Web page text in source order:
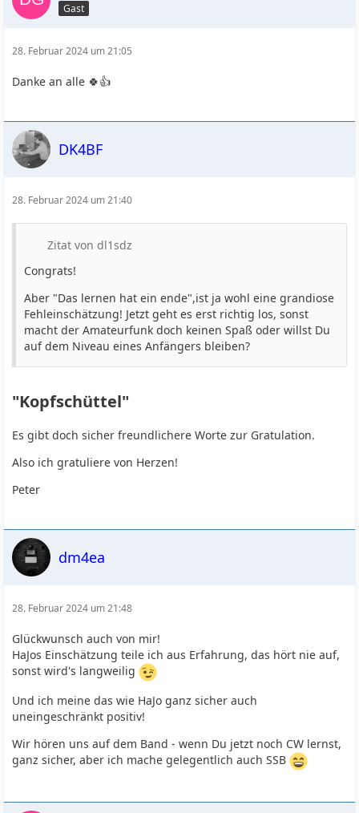
Gast
28. Februar 2024 um 21:05
Danke an alle 🍀👍
DK4BF
28. Februar 2024 um 21:40
Zitat von dl1sdz
Congrats!
Aber "Das lernen hat ein ende",ist ja wohl eine grandiose
Fehleinschätzung! Jetzt geht es erst richtig los, sonst
macht der Amateurfunk doch keinen Spaß oder willst Du
auf dem Niveau eines Anfängers bleiben?
"Kopfschüttel"
Es gibt doch sicher freundlichere Worte zur Gratulation.
Also ich gratuliere von Herzen!
Peter
dm4ea
28. Februar 2024 um 21:48
Glückwunsch auch von mir!
HaJos Einschätzung teile ich aus Erfahrung, das hört nie auf,
sonst wird's langweilig
Und ich meine das wie HaJo ganz sicher auch
uneingeschränkt positiv!
Wir hören uns auf dem Band - wenn Du jetzt noch CW lernst,
ganz sicher, aber ich mache gelegentlich auch SSB